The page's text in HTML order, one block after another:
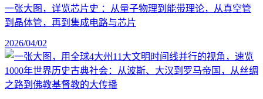
一张大图，详览芯片史 ：从量子物理到能带理论，从真空管
到晶体管，再到集成电路与芯片
2026/04/02